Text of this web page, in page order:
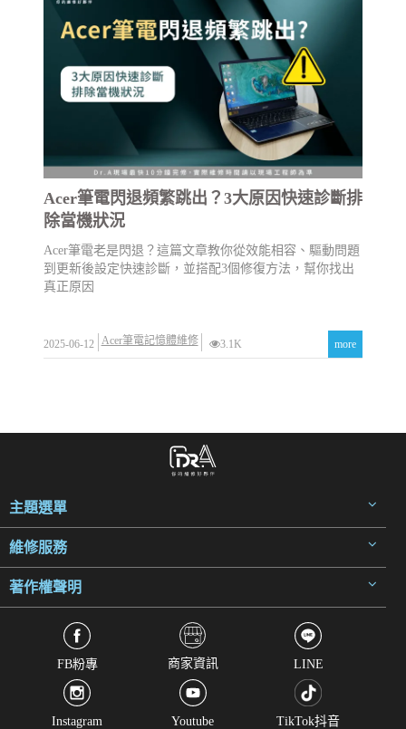
Acer筆電閃退頻繁跳出？3大原因快速診斷排
除當機狀況
Acer筆電老是閃退？這篇文章教你從效能相容、驅動問題
到更新後設定快速診斷，並搭配3個修復方法，幫你找出
真正原因
2025-06-12 Acer筆電記憶體維修 3.1K more
主題選單
維修服務
著作權聲明
FB粉專 商家資訊 LINE
Instagram Youtube TikTok抖音